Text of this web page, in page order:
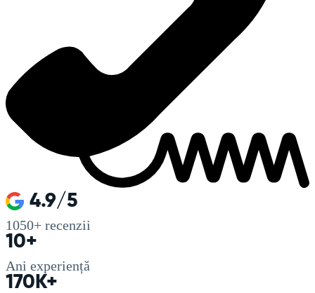
4.9/5
1050+ recenzii
10+
Ani experiență
170K+